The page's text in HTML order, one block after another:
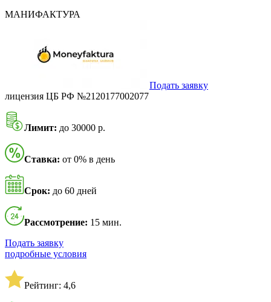
МАНИФАКТУРА
Подать заявку
лицензия ЦБ РФ №2120177002077
Лимит: до 30000 р.
Ставка: от 0% в день
Срок: до 60 дней
Рассмотрение: 15 мин.
Подать заявку
подробные условия
Рейтинг: 4,6